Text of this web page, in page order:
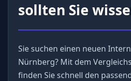
sollten Sie
Sie suchen einen neuen
Nürnberg? Mit dem
finden Sie schnell den